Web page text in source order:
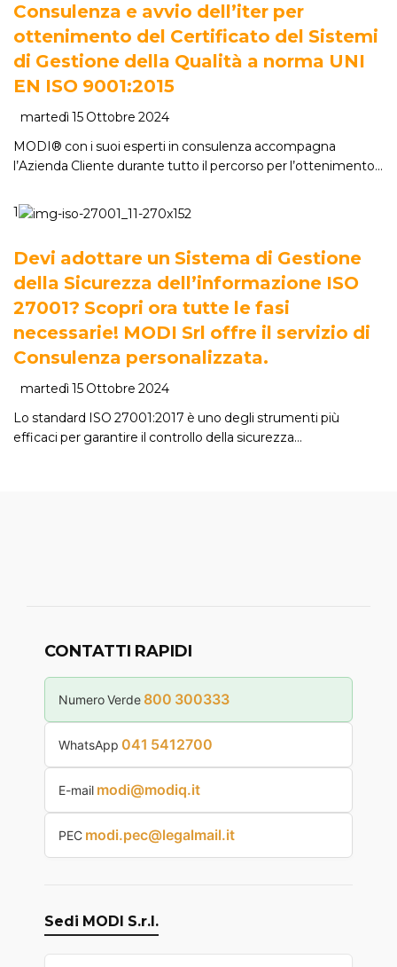
Consulenza e avvio dell’iter per
ottenimento del Certificato del Sistemi
di Gestione della Qualità a norma UNI
EN ISO 9001:2015
martedì 15 Ottobre 2024
MODI® con i suoi esperti in consulenza accompagna
l’Azienda Cliente durante tutto il percorso per l’ottenimento…
1
Devi adottare un Sistema di Gestione
della Sicurezza dell’informazione ISO
27001? Scopri ora tutte le fasi
necessarie! MODI Srl offre il servizio di
Consulenza personalizzata.
martedì 15 Ottobre 2024
Lo standard ISO 27001:2017 è uno degli strumenti più
efficaci per garantire il controllo della sicurezza…
CONTATTI RAPIDI
Numero Verde 800 300333
WhatsApp 041 5412700
E-mail modi@modiq.it
PEC modi.pec@legalmail.it
Sedi MODI S.r.l.